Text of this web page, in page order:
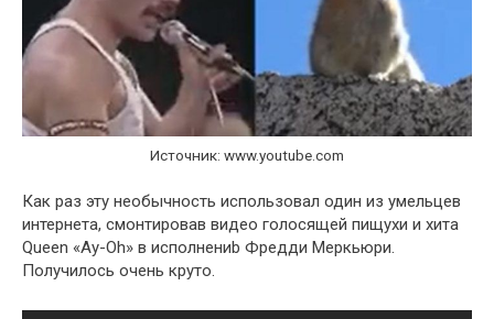
Источник: www.youtube.com
Как раз эту необычность использовал один из умельцев
интернета, смонтировав видео голосящей пищухи и хита
Queen «Ay-Oh» в исполнениb Фредди Меркьюри.
Получилось очень круто.